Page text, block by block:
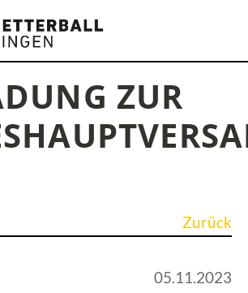
ZUR
Zurück
05.11.2023